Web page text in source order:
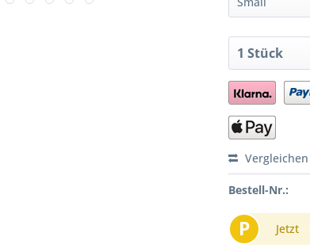
Vergleichen
Bestell-Nr.:
P Jetzt